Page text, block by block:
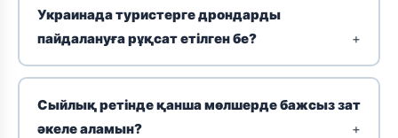
Украинада туристерге дрондарды
пайдалануға рұқсат етілген бе?
Сыйлық ретінде қанша мөлшерде бажсыз зат
әкеле аламын?